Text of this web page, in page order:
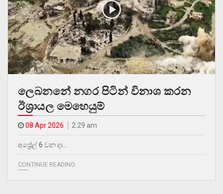
ලෙබනනේ නගර පිටින් විනාශ කරන
ඊශ්‍රායල මෙහෙයුම්
08 Apr 2026 2.29 am
අප්‍රේල් 6 වන දා…
CONTINUE READING